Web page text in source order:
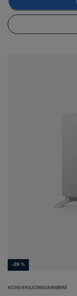
-29 %
KONVEKSJONSVARMERE